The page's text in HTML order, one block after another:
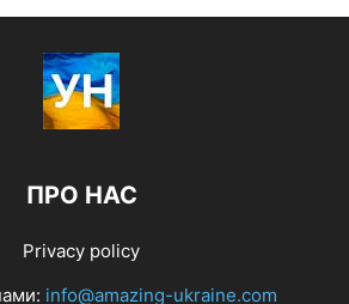
ПРО НАС
Privacy policy
info@amazing-ukraine.com